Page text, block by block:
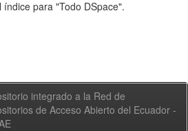
para "Todo DSpace".
integrado a la Red de
de Acceso Abierto del Ecuador -